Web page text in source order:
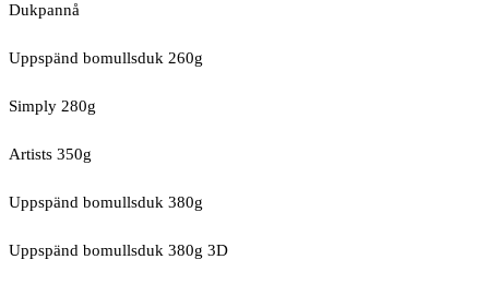
Dukpannå
Uppspänd bomullsduk 260g
Simply 280g
Artists 350g
Uppspänd bomullsduk 380g
Uppspänd bomullsduk 380g 3D